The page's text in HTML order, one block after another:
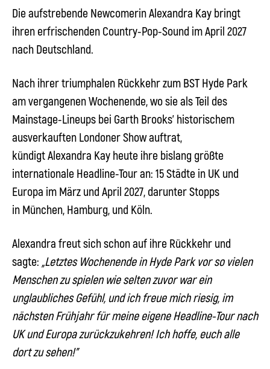
Die aufstrebende Newcomerin Alexandra Kay bringt
ihren erfrischenden Country-Pop-Sound im April 2027
nach Deutschland.
Nach ihrer triumphalen Rückkehr zum BST Hyde Park
am vergangenen Wochenende, wo sie als Teil des
Mainstage-Lineups bei Garth Brooks’ historischem
ausverkauften Londoner Show auftrat,
kündigtAlexandra Kay heute ihre bislang größte
internationale Headline-Tour an: 15 Städte in UK und
Europa im März und April 2027, darunter Stopps
in München, Hamburg, und Köln.
Alexandra freut sich schon auf ihre Rückkehr und
sagte: „Letztes Wochenende in Hyde Park vor so vielen
Menschen zu spielen wie selten zuvor war ein
unglaubliches Gefühl, und ich freue mich riesig, im
nächsten Frühjahr für meine eigene Headline-Tour nach
UK und Europa zurückzukehren! Ich hoffe, euch alle
dort zu sehen!”